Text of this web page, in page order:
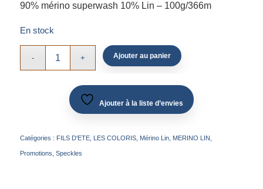
initial
actuel
90% mérino superwash 10% Lin – 100g/366m
En stock
Ajouter au panier
Ajouter à la liste d’envies
Catégories : FILS D'ETE, LES COLORIS, Mérino Lin, MERINO LIN,
Promotions, Speckles